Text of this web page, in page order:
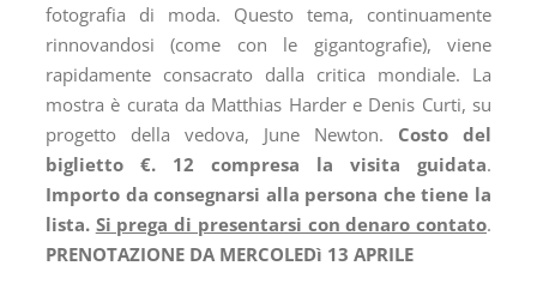
fotografia di moda. Questo tema, continuamente
rinnovandosi (come con le gigantografie), viene
rapidamente consacrato dalla critica mondiale. La
mostra è curata da Matthias Harder e Denis Curti, su
progetto della vedova, June Newton. Costo del
biglietto €. 12 compresa la visita guidata.
Importo daconsegnarsi alla persona che tiene la
lista. Si prega di presentarsi con denaro contato.
PRENOTAZIONE DA MERCOLEDì 13 APRILE